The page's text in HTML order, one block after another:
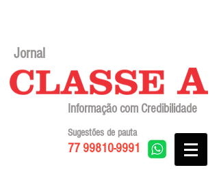
Jornal
Informação com Credibilidade
77 99810-9991
Sugestões de pauta